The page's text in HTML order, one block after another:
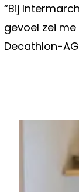
“Bij
gevoel zei
Decathlon-
LIEFDE